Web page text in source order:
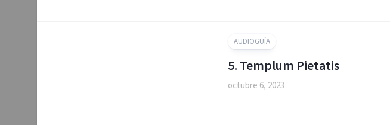
AUDIOGUÍA
5. Templum Pietatis
octubre 6, 2023